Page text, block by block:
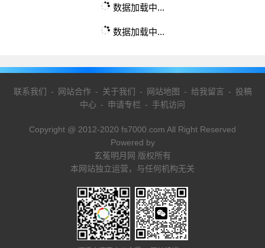
数据加载中...
数据加载中...
联系我们 - 网站合作- 关于我们 - 网站地图 - 给我留言 - 投稿
中心 - 申请专栏 - 手机访问
Copyright @ 2012-2020 fs7000.com All Right Reserved
Powered by
玄菟明月网 版权所有
本网站独立运营，与任何机构无关